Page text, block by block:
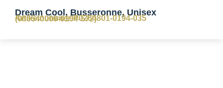
Dream Cool, Busseronne, Unisex
Artikelnummer:P0264801-0194-035
(086540000-0194-572)